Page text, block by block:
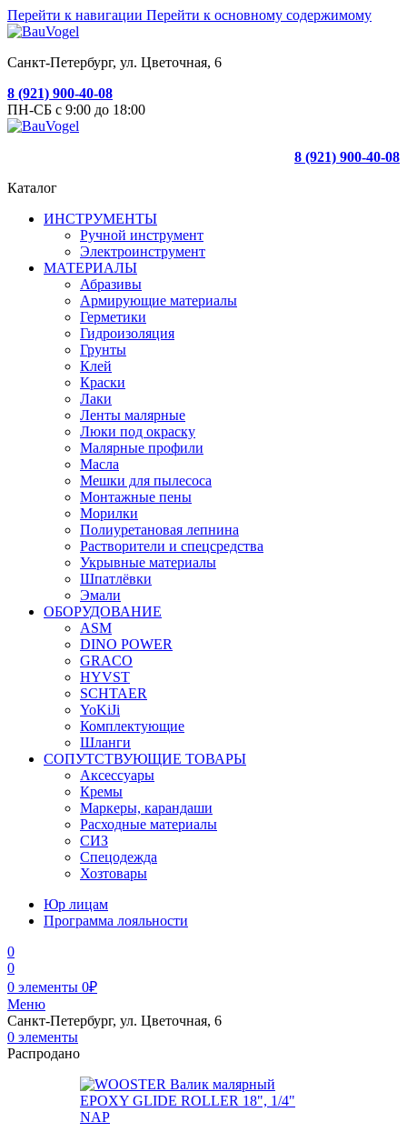
Перейти к навигации Перейти к основному содержимому
Санкт-Петербург, ул. Цветочная, 6
8 (921) 900-40-08
ПН-СБ с 9:00 до 18:00
8 (921) 900-40-08
Каталог
ИНСТРУМЕНТЫ
Ручной инструмент
Электроинструмент
МАТЕРИАЛЫ
Абразивы
Армирующие материалы
Герметики
Гидроизоляция
Грунты
Клей
Краски
Лаки
Ленты малярные
Люки под окраску
Малярные профили
Масла
Мешки для пылесоса
Монтажные пены
Морилки
Полиуретановая лепнина
Растворители и спецсредства
Укрывные материалы
Шпатлёвки
Эмали
ОБОРУДОВАНИЕ
ASM
DINO POWER
GRACO
HYVST
SCHTAER
YoKiJi
Комплектующие
Шланги
СОПУТСТВУЮЩИЕ ТОВАРЫ
Аксессуары
Кремы
Маркеры, карандаши
Расходные материалы
СИЗ
Спецодежда
Хозтовары
Юр лицам
Программа лояльности
0
0
0 элементы 0₽
Меню
Санкт-Петербург, ул. Цветочная, 6
0 элементы
Распродано